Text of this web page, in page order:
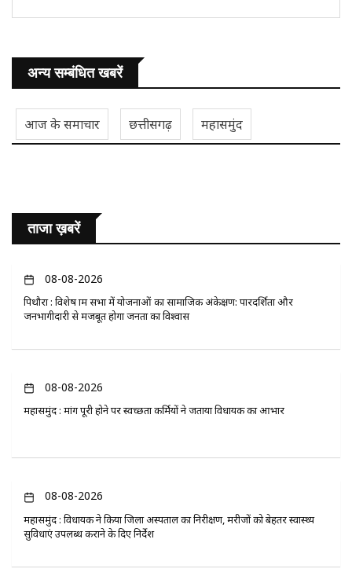
अन्य सम्बंधित खबरें
आज के समाचार छत्तीसगढ़ महासमुंद
ताजा ख़बरें
08-08-2026
पिथौरा : विशेष ग्राम सभा में योजनाओं का सामाजिक अंकेक्षण: पारदर्शिता और
जनभागीदारी से मजबूत होगा जनता का विश्वास
08-08-2026
महासमुंद : मांग पूरी होने पर स्वच्छता कर्मियों ने जताया विधायक का आभार
08-08-2026
महासमुंद : विधायक ने किया जिला अस्पताल का निरीक्षण, मरीजों को बेहतर स्वास्थ्य
सुविधाएं उपलब्ध कराने के दिए निर्देश